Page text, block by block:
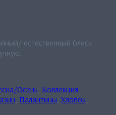
естественный блеск
Осень Коллекция
Палантины Хлопок